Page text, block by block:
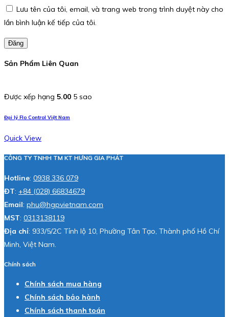
Lưu tên của tôi, email, và trang web trong trình duyệt này cho
lần bình luận kế tiếp của tôi.
Đăng
Sản Phẩm Liên Quan
Được xếp hạng 5.00 5 sao
Đại lý Flo Control Việt Nam
Quick View
CÔNG TY TNHH TM KT HƯNG GIA PHÁT
Hotline: 0938 336 079
ĐT: +84 (028) 66834679
Email: phu@hgpvietnam.com
MST: 0313138119
Địa chỉ: 933/5/2C Tỉnh lộ 10, Phường Tân Tạo, Thành phố Hồ Chí
Minh, Việt Nam.
Chính sách
Chính sách mua hàng
Chính sách bảo hành
Chính sách thanh toán